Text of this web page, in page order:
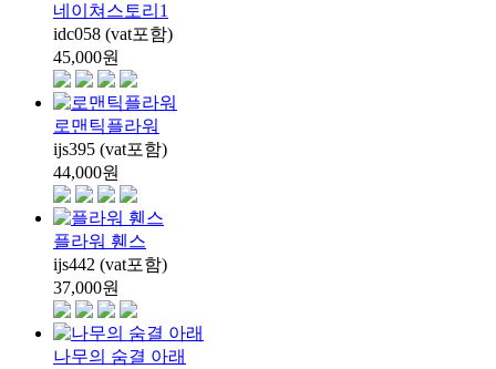
네이쳐스토리1
idc058 (vat포함)
45,000원
로맨틱플라워
ijs395 (vat포함)
44,000원
플라워 휀스
ijs442 (vat포함)
37,000원
나무의 숨결 아래